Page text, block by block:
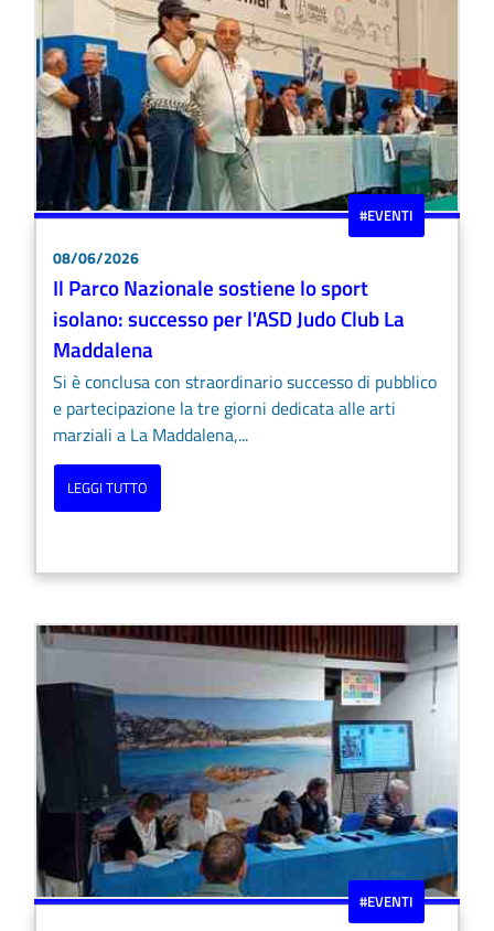
#EVENTI
08/06/2026
Il Parco Nazionale sostiene lo sport
isolano: successo per l'ASD Judo Club La
Maddalena
Si è conclusa con straordinario successo di pubblico
e partecipazione la tre giorni dedicata alle arti
marziali a La Maddalena,...
LEGGI TUTTO
#EVENTI